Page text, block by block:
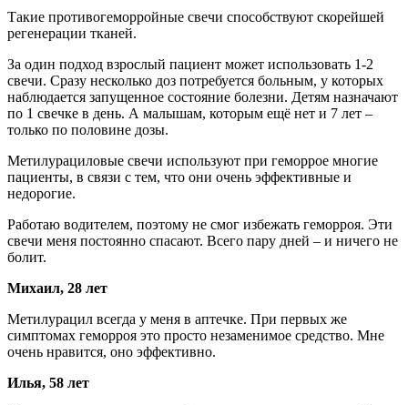
Такие противогеморройные свечи способствуют скорейшей
регенерации тканей.
За один подход взрослый пациент может использовать 1-2
свечи. Сразу несколько доз потребуется больным, у которых
наблюдается запущенное состояние болезни. Детям назначают
по 1 свечке в день. А малышам, которым ещё нет и 7 лет –
только по половине дозы.
Метилурациловые свечи используют при геморрое многие
пациенты, в связи с тем, что они очень эффективные и
недорогие.
Работаю водителем, поэтому не смог избежать геморроя. Эти
свечи меня постоянно спасают. Всего пару дней – и ничего не
болит.
Михаил, 28 лет
Метилурацил всегда у меня в аптечке. При первых же
симптомах геморроя это просто незаменимое средство. Мне
очень нравится, оно эффективно.
Илья, 58 лет